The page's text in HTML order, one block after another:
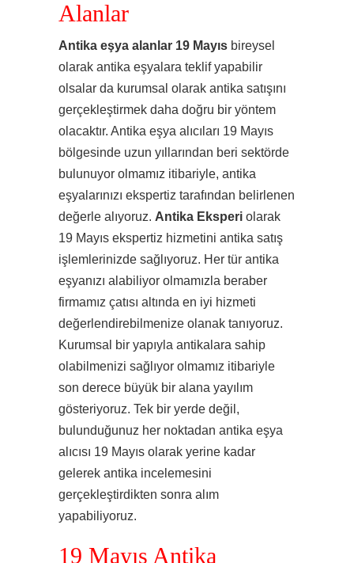
Alanlar
Antika eşya alanlar 19 Mayıs bireysel
olarak antika eşyalara teklif yapabilir
olsalar da kurumsal olarak antika satışını
gerçekleştirmek daha doğru bir yöntem
olacaktır. Antika eşya alıcıları 19 Mayıs
bölgesinde uzun yıllarından beri sektörde
bulunuyor olmamız itibariyle, antika
eşyalarınızı ekspertiz tarafından belirlenen
değerle alıyoruz. Antika Eksperi olarak
19 Mayıs ekspertiz hizmetini antika satış
işlemlerinizde sağlıyoruz. Her tür antika
eşyanızı alabiliyor olmamızla beraber
firmamız çatısı altında en iyi hizmeti
değerlendirebilmenize olanak tanıyoruz.
Kurumsal bir yapıyla antikalara sahip
olabilmenizi sağlıyor olmamız itibariyle
son derece büyük bir alana yayılım
gösteriyoruz. Tek bir yerde değil,
bulunduğunuz her noktadan antika eşya
alıcısı 19 Mayıs olarak yerine kadar
gelerek antika incelemesini
gerçekleştirdikten sonra alım
yapabiliyoruz.
19 Mayıs Antika